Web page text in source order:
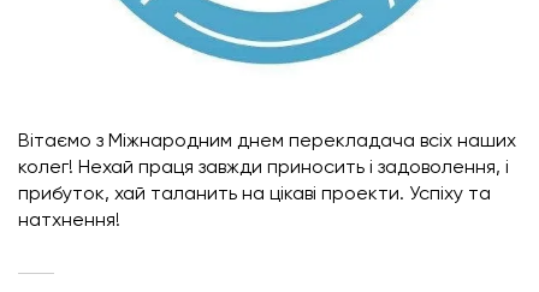
Вітаємо з Міжнародним днем перекладача всіх наших
колег! Нехай праця завжди приносить і задоволення, і
прибуток, хай таланить на цікаві проекти. Успіху та
натхнення!